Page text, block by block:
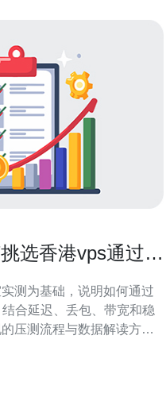
选香港vps通过压
测为基础，说明如何通过
合延迟、丢包、带宽和稳
压测流程与数据解读方